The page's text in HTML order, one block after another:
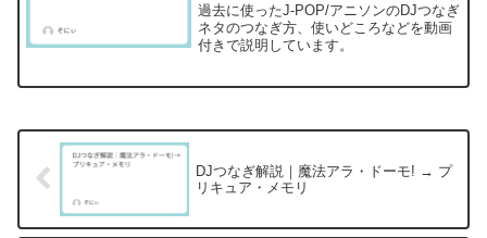
過去に使ったJ-POP/アニソンのDJつなぎ
ネタのつなぎ方、使いどころなどを動画
付きで説明しています。
DJつなぎ解説｜魔法アラ・ドーモ! → プ
リキュア・メモリ